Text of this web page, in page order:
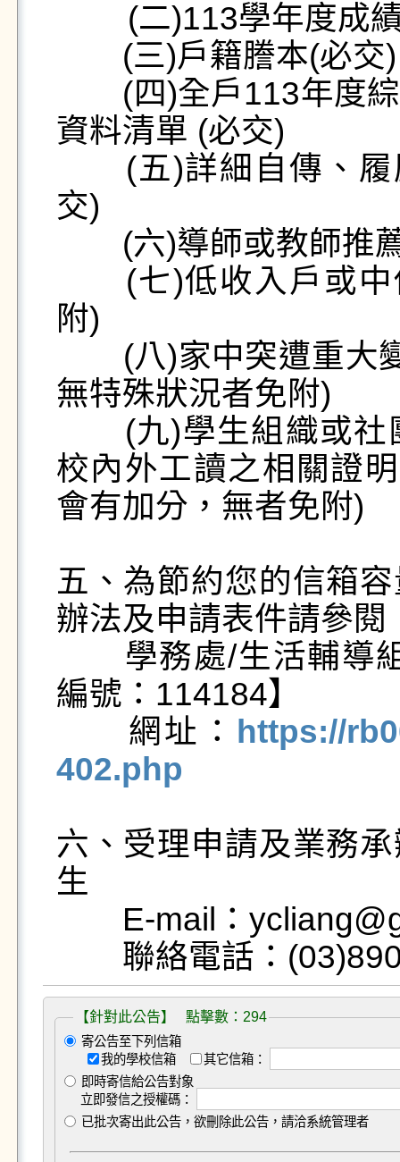
(三)戶籍謄本(必交)
(四)全戶113年度綜
資料清單 (必交)
(五)詳細自傳、履
交)
(六)導師或教師推
(七)低收入戶或中
附)
(八)家中突遭重大變
無特殊狀況者免附)
(九)學生組織或社
校內外工讀之相關證
會有加分，無者免附)
五、為節約您的信箱
辦法及申請表件請參閱
學務處/生活輔導組
編號：114184】
網址：
https://
402.php
六、受理申請及業務
生
E-mail：
【針對此公告】 點擊數：294
寄公告至下列信箱
我的學校信箱
其它信箱：
即時寄信給公告對象
立即發信之授權碼：
已批次寄出此公告，欲刪除此公告，請洽系統管理者